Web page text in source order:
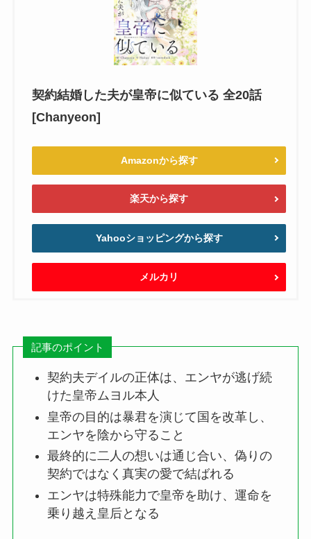
契約結婚した夫が皇帝に似ている 全20話
[Chanyeon]
Amazonから探す
楽天から探す
Yahooショッピングから探す
メルカリ
記事のポイント
契約夫デイルの正体は、エンヤが逃げ続
けた皇帝ムヨル本人
皇帝の目的は暴君を演じて国を改革し、
エンヤを陰から守ること
最終的に二人の想いは通じ合い、偽りの
契約ではなく真実の愛で結ばれる
エンヤは特殊能力で皇帝を助け、運命を
乗り越え皇后となる